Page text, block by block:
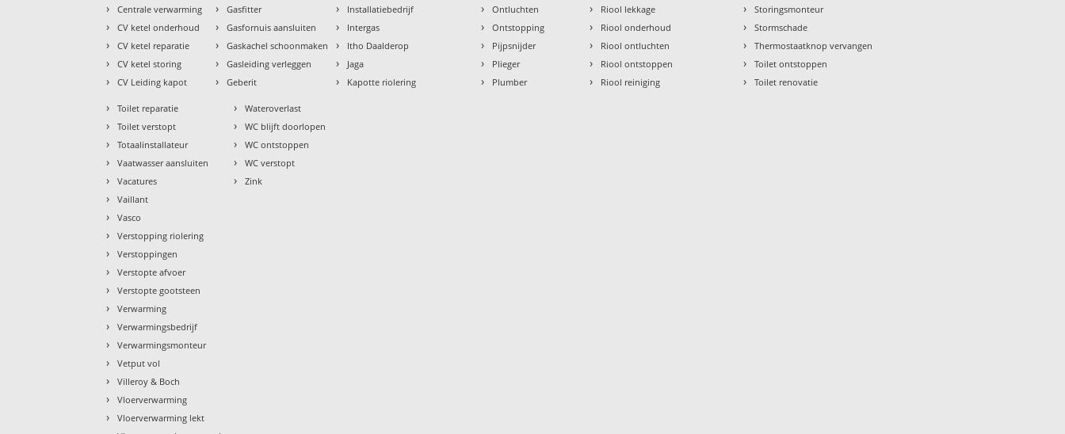
› Centrale verwarming
› CV ketel onderhoud
› CV ketel reparatie
› CV ketel storing
› CV Leiding kapot
› Gasfitter
› Gasfornuis aansluiten
› Gaskachel schoonmaken
› Gasleiding verleggen
› Geberit
› Installatiebedrijf
› Intergas
› Itho Daalderop
› Jaga
› Kapotte riolering
› Ontluchten
› Ontstopping
› Pijpsnijder
› Plieger
› Plumber
› Riool lekkage
› Riool onderhoud
› Riool ontluchten
› Riool ontstoppen
› Riool reiniging
› Storingsmonteur
› Stormschade
› Thermostaatknop vervangen
› Toilet ontstoppen
› Toilet renovatie
› Toilet reparatie
› Toilet verstopt
› Totaalinstallateur
› Vaatwasser aansluiten
› Vacatures
› Vaillant
› Vasco
› Verstopping riolering
› Verstoppingen
› Verstopte afvoer
› Verstopte gootsteen
› Verwarming
› Verwarmingsbedrijf
› Verwarmingsmonteur
› Vetput vol
› Villeroy & Boch
› Vloerverwarming
› Vloerverwarming lekt
› Wateroverlast
› WC blijft doorlopen
› WC ontstoppen
› WC verstopt
› Zink